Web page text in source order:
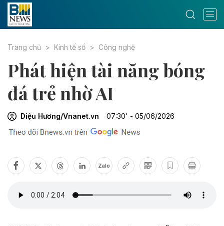
Trang chủ Kinh tế số Công nghệ
Phát hiện tài năng bóng
đá trẻ nhờ AI
Diệu Hương/Vnanet.vn 07:30' - 05/06/2026
Zalo